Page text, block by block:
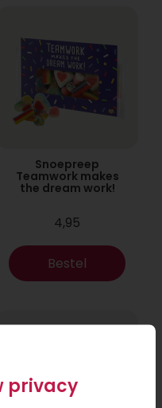
Snoepreep
Teamwork makes
the dream work!
4,95
Bestel
privacy